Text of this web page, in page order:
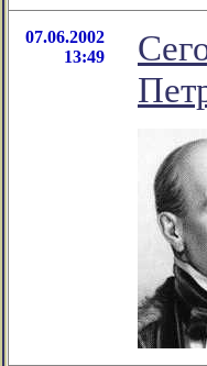
07.06.2002
13:49